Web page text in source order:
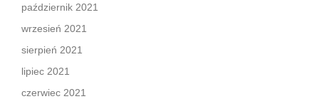
październik 2021
wrzesień 2021
sierpień 2021
lipiec 2021
czerwiec 2021